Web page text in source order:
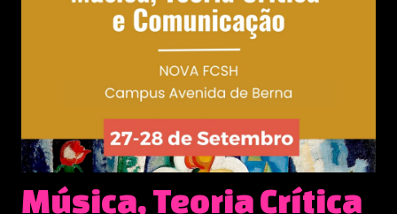
Música, Teoria Crítica